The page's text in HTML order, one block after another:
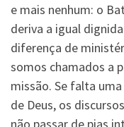
e mais nenhum: o
deriva a igual
diferença de
somos chamados a
missão. Se falta
de Deus, os